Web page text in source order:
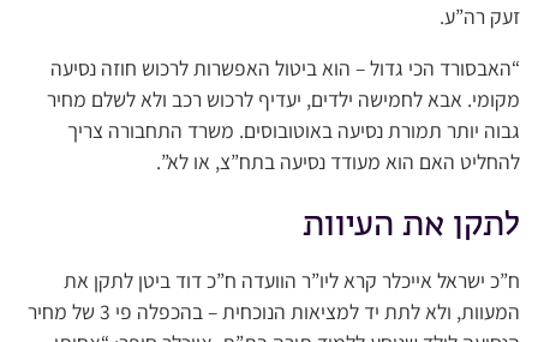
זעק רה”ע.
“האבסורד הכי גדול – הוא ביטול האפשרות לרכוש חוזה נסיעה
מקומי. אבא לחמישה ילדים, יעדיף לרכוש רכב ולא לשלם מחיר
גבוה יותר תמורת נסיעה באוטובוסים. משרד התחבורה צריך
להחליט האם הוא מעודד נסיעה בתח”צ, או לא”.
לתקן את העיוות
ח”כ ישראל אייכלר קרא ליו”ר הוועדה ח”כ דוד ביטן לתקן את
המעוות, ולא לתת יד למציאות הנוכחית – בהכפלה פי 3 של מחיר